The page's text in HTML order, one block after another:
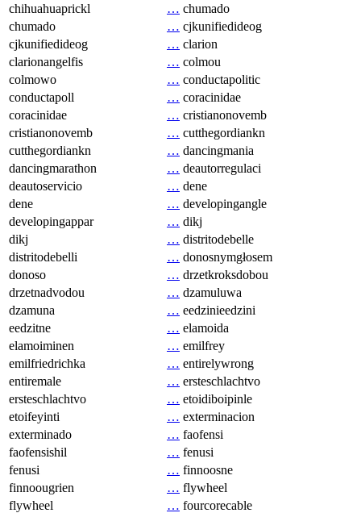
chihuahuaprickl
… chumado
chumado
… cjkunifiedideog
cjkunifiedideog
… clarion
clarionangelfis
… colmou
colmowo
… conductapolitic
conductapoll
… coracinidae
coracinidae
… cristianonovemb
cristianonovemb
… cutthegordiankn
cutthegordiankn
… dancingmania
dancingmarathon
… deautorregulaci
deautoservicio
… dene
dene
… developingangle
developingappar
… dikj
dikj
… distritodebelle
distritodebelli
… donosnymgłosem
donoso
… drzetkroksdobou
drzetnadvodou
… dzamuluwa
dzamuna
… eedzinieedzini
eedzitne
… elamoida
elamoiminen
… emilfrey
emilfriedrichka
… entirelywrong
entiremale
… ersteschlachtvo
ersteschlachtvo
… etoidiboipinle
etoifeyinti
… exterminacion
exterminado
… faofensi
faofensishil
… fenusi
fenusi
… finnoosne
finnoougrien
… flywheel
flywheel
… fourcorecable